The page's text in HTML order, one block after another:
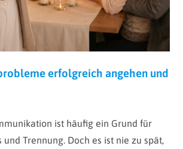
erfolgreich angehen und
ist häufig ein Grund für
und Trennung. Doch es ist nie zu spät,